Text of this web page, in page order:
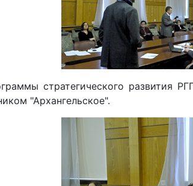
стратегического развития
"Архангельское".